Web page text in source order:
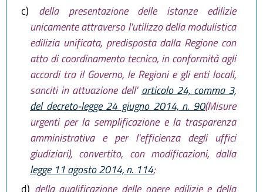
c)
della presentazione delle istanze edilizie
unicamente attraverso l'utilizzo della modulistica
edilizia unificata, predisposta dalla Regione con
atto di coordinamento tecnico, in conformità agli
accordi tra il Governo, le Regioni e gli enti locali,
sanciti in attuazione dell' articolo 24, comma 3,
del decreto-legge 24 giugno 2014, n. 90(Misure
urgenti per la semplificazione e la trasparenza
amministrativa e per l'efficienza degli uffici
giudiziari), convertito, con modificazioni, dalla
legge 11 agosto 2014, n. 114;
d) della qualificazione delle opere edilizie e della